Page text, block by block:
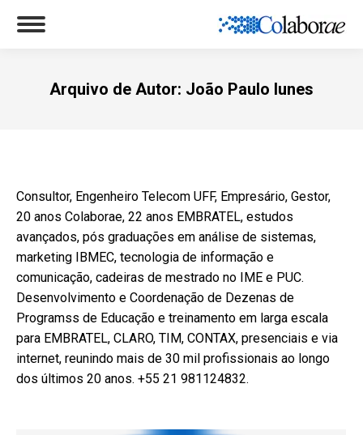
Arquivo de Autor: João Paulo Iunes
Consultor, Engenheiro Telecom UFF, Empresário, Gestor,
20 anos Colaborae, 22 anos EMBRATEL, estudos
avançados, pós graduações em análise de sistemas,
marketing IBMEC, tecnologia de informação e
comunicação, cadeiras de mestrado no IME e PUC.
Desenvolvimento e Coordenação de Dezenas de
Programss de Educação e treinamento em larga escala
para EMBRATEL, CLARO, TIM, CONTAX, presenciais e via
internet, reunindo mais de 30 mil profissionais ao longo
dos últimos 20 anos. +55 21 981124832.